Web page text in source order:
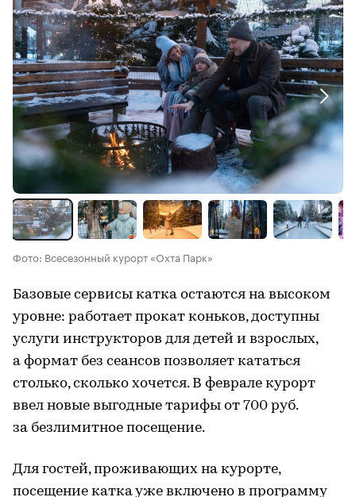
Фото: Всесезонный курорт «Охта Парк»
Базовые сервисы катка остаются на высоком
уровне: работает прокат коньков, доступны
услуги инструкторов для детей и взрослых,
а формат без сеансов позволяет кататься
столько, сколько хочется. В феврале курорт
ввел новые выгодные тарифы от 700 руб.
за безлимитное посещение.
Для гостей, проживающих на курорте,
посещение катка уже включено в программу